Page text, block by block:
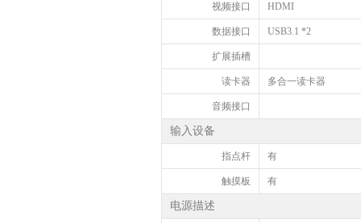
视频接口 HDMI
数据接口 USB3.1 *2
扩展插槽
读卡器 多合一读卡器
音频接口
输入设备
指点杆 有
触摸板 有
电源描述